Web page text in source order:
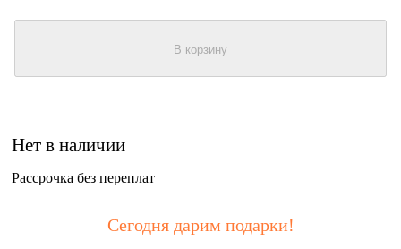
В корзину
Нет в наличии
Рассрочка без переплат
Сегодня дарим подарки!